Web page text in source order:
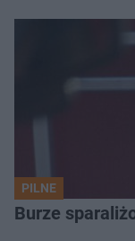
PILNE
Burze